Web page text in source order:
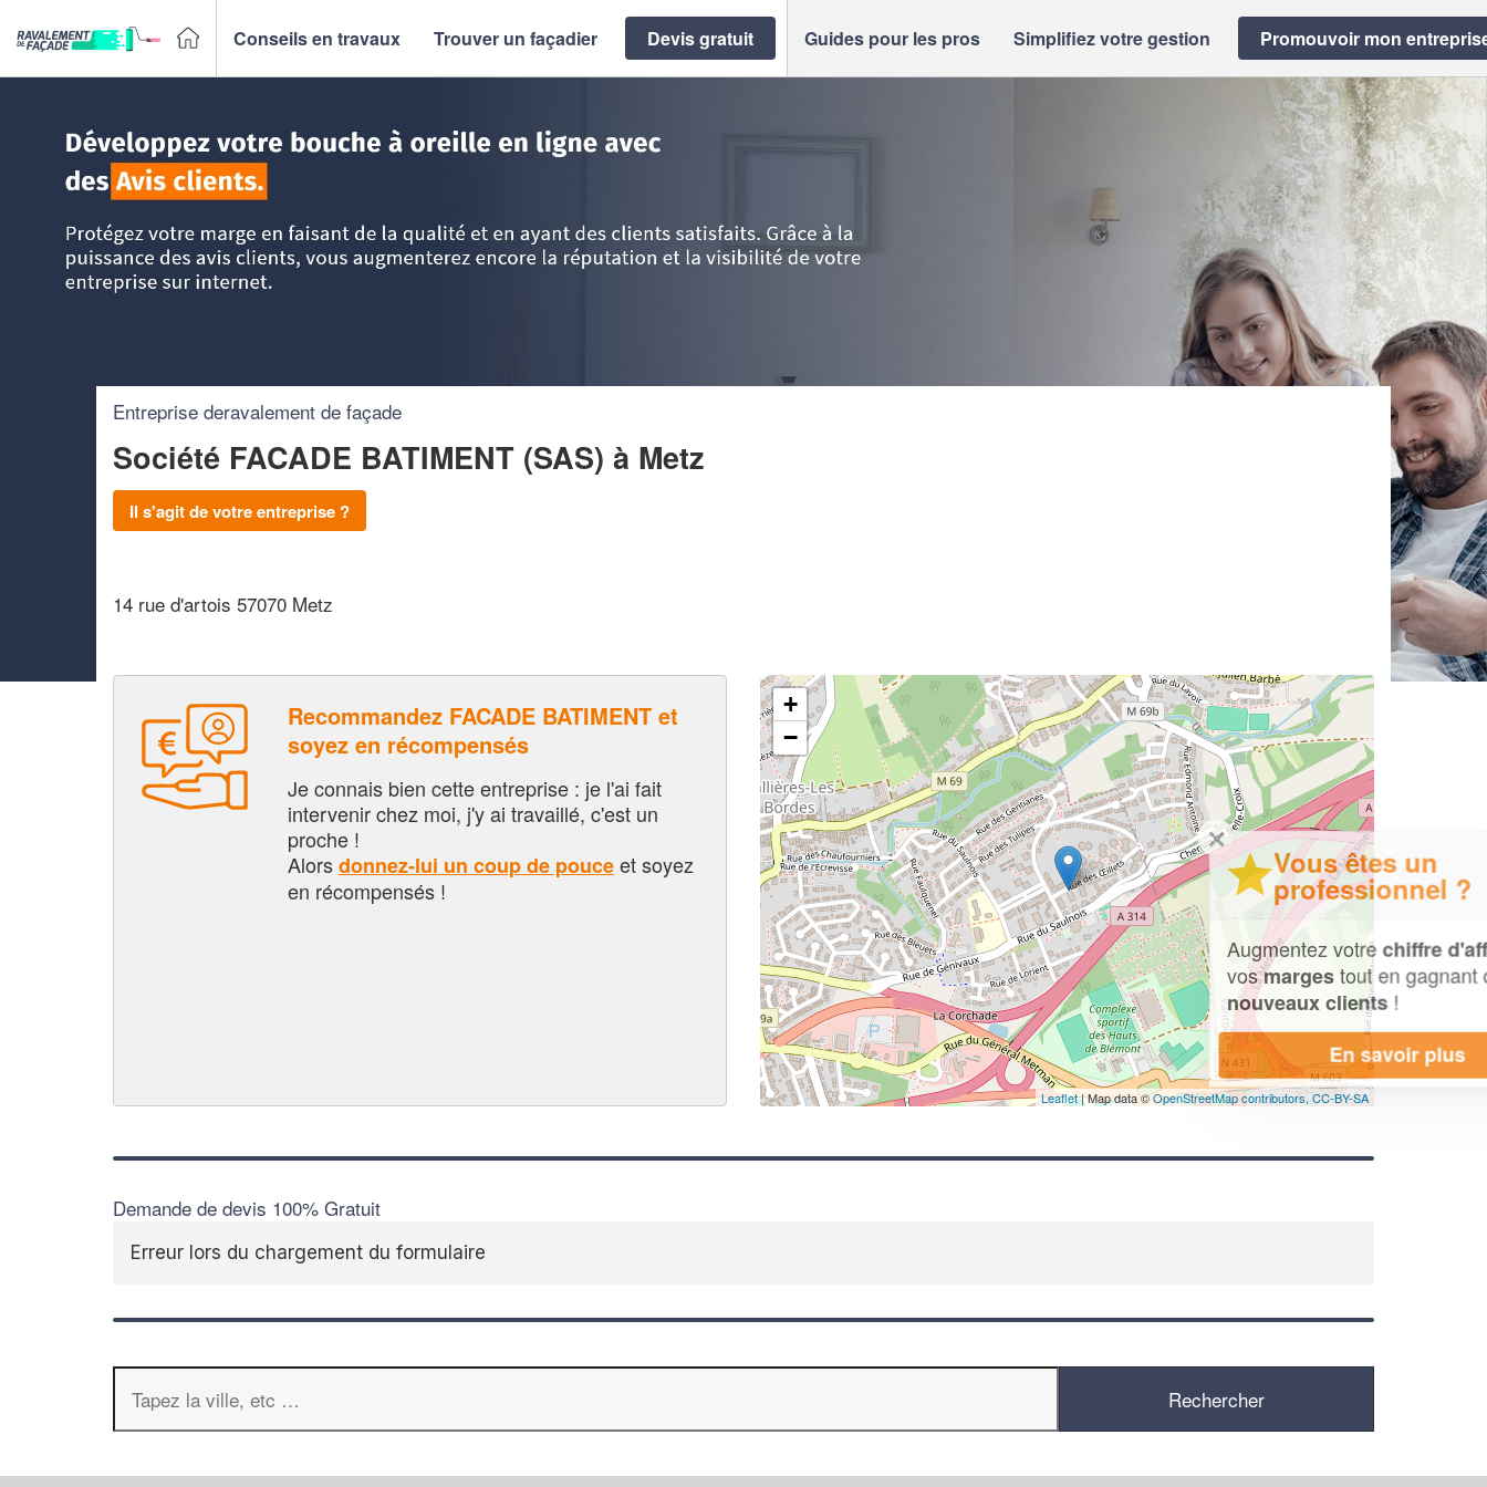
Conseils en travaux Trouver un façadier Devis gratuit Guides pour les pros Simplifiez votre gestion Promouvoir mon
Entreprise deravalement de façade
Société FACADE BATIMENT (SAS) à Metz
Il s'agit de votre entreprise ?
14 rue d'artois 57070 Metz
Recommandez FACADE BATIMENT et
soyez en récompensés
Je connais bien cette entreprise : je l'ai fait
intervenir chez moi, j'y ai travaillé, c'est un
proche !
Alorsdonnez-lui un coup de pouceet soyez
en récompensés !
+
−
Leaflet| Map data ©OpenStreetMap contributors, CC-BY-SA
Demande de devis 100% Gratuit
Erreur lors du chargement du formulaire
✕
Vous êtes un
professionnel ?
Augmentez votrechiffre d'affaireset
vosmargestout en gagnant de
nouveaux clients!
En savoir plus